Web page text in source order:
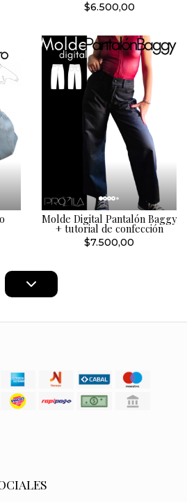
$6.500,00
Molde Digital Pantalón Baggy
+ tutorial de confección
$7.500,00